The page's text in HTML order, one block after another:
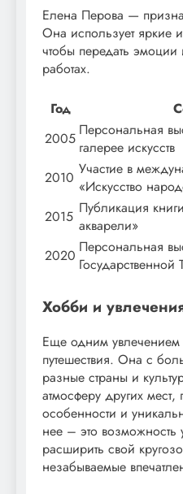
Елена Перова —
Она использует яркие
чтобы передать
работах.
Год
2005 Персональная
галерее искусств
2010 Участие в
«Искусство
2015 Публикация
акварели»
2020 Персональная
Государственной
Хобби и
Еще одним увлечением
путешествия. Она с
разные страны и
атмосферу других мест,
особенности и
нее – это возможность
расширить свой
незабываемые